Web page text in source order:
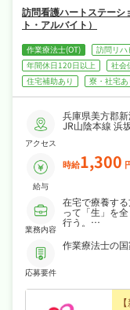
訪問看護ハートステー
ト・アルバイト）
作業療法士(OT) 訪問リハ
年間休日120日以上
社会
住宅補助あり
寮・社宅
アクセス
兵庫県美方郡
JR山陰本線 浜
給与
時給1,300
業務内容
在宅で療養す
って「生」を
行う。
も参加してい
*電算はソフト
応募要件
作業療法士の